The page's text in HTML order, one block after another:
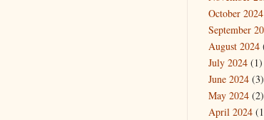
October 2024
September
August 2024
July 2024 (1)
June 2024 (3)
May 2024 (2)
April 2024